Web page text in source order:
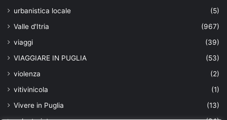
urbanistica locale
(5)
Valle d'Itria
(967)
viaggi
(39)
VIAGGIARE IN PUGLIA
(53)
violenza
(2)
vitivinicola
(1)
Vivere in Puglia
(13)